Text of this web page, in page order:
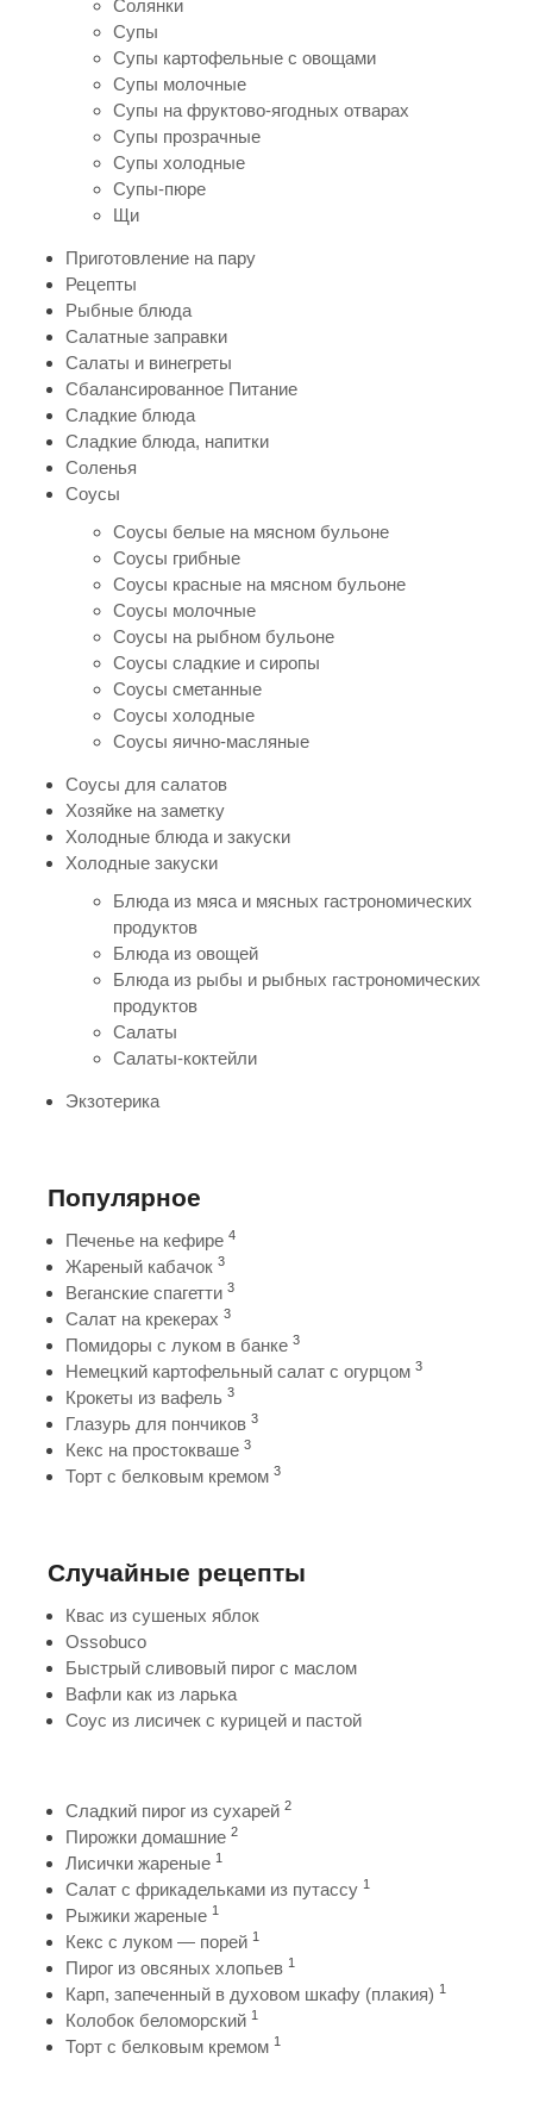
Солянки
Супы
Супы картофельные с овощами
Супы молочные
Супы на фруктово-ягодных отварах
Супы прозрачные
Супы холодные
Супы-пюре
Щи
Приготовление на пару
Рецепты
Рыбные блюда
Салатные заправки
Салаты и винегреты
Сбалансированное Питание
Сладкие блюда
Сладкие блюда, напитки
Соленья
Соусы
Соусы белые на мясном бульоне
Соусы грибные
Соусы красные на мясном бульоне
Соусы молочные
Соусы на рыбном бульоне
Соусы сладкие и сиропы
Соусы сметанные
Соусы холодные
Соусы яично-масляные
Соусы для салатов
Хозяйке на заметку
Холодные блюда и закуски
Холодные закуски
Блюда из мяса и мясных гастрономических
продуктов
Блюда из овощей
Блюда из рыбы и рыбных гастрономических
продуктов
Салаты
Салаты-коктейли
Экзотерика
Популярное
Печенье на кефире 4
Жареный кабачок 3
Веганские спагетти 3
Салат на крекерах 3
Помидоры с луком в банке 3
Немецкий картофельный салат с огурцом 3
Крокеты из вафель 3
Глазурь для пончиков 3
Кекс на простокваше 3
Торт с белковым кремом 3
Случайные рецепты
Квас из сушеных яблок
Ossobuco
Быстрый сливовый пирог с маслом
Вафли как из ларька
Соус из лисичек с курицей и пастой
Сладкий пирог из сухарей 2
Пирожки домашние 2
Лисички жареные 1
Салат с фрикадельками из путассу 1
Рыжики жареные 1
Кекс с луком — порей 1
Пирог из овсяных хлопьев 1
Карп, запеченный в духовом шкафу (плакия) 1
Колобок беломорский 1
Торт с белковым кремом 1